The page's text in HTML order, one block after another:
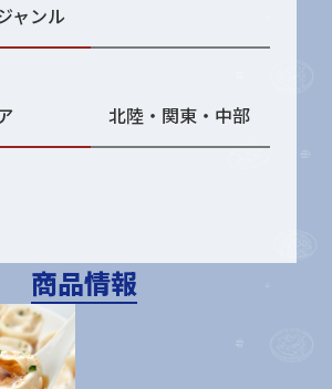
ャンル
北陸・関東・中部
商品情報